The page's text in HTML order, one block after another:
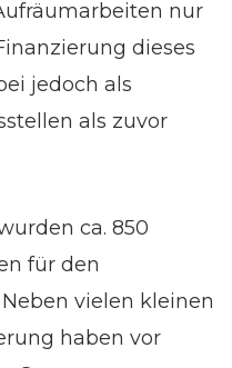
nur
dieses
jedoch als
als zuvor
ca. 850
für den
vielen kleinen
haben vor